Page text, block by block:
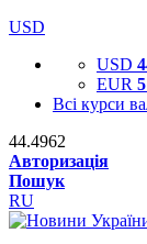
USD
USD
EUR
Всі курси
44.4962
Авторизація
Пошук
RU